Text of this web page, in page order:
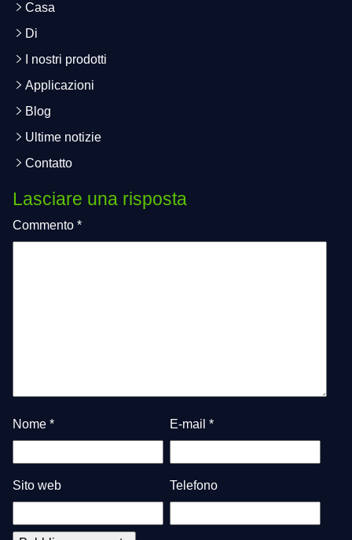
Casa
Di
I nostri prodotti
Applicazioni
Blog
Ultime notizie
Contatto
Lasciare una risposta
Commento *
Nome * E-mail *
Sito web Telefono